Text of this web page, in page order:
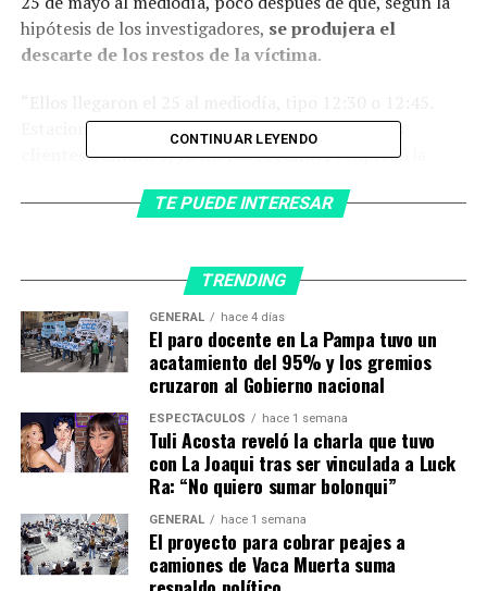
hipótesis de los investigadores, se produjera el
descarte de los restos de la víctima.
Estacionaron el auto y ella se bajó.Parecían dos
clientes comunes, yo no los reconocí”, expresó la
vehículo durante toda la secuencia.
“Tuve un trato normal con ella. Él se mantuvo
siempre en el auto. Ella me pidió unos materiales y
llamó a unos albañiles que estaban trabajando en su
casa supuestamente. A ellos les preguntó qué materiales
tenía que comprar”, explicó.
El testimonio cobra relevancia porque la fiscalía
trasladar el cuerpo de Agostina hasta un
descampadoy que posteriormente pudo haber sido
limpiado para eliminar rastros que comprometieran a
CONTINUAR LEYENDO
TE PUEDE INTERESAR
TRENDING
GENERAL hace 4 días
El paro docente en La Pampa tuvo un
acatamiento del 95% y los gremios
cruzaron al Gobierno nacional
ESPECTÁCULOS hace 1 semana
Tuli Acosta reveló la charla que tuvo
con La Joaqui tras ser vinculada a Luck
Ra: “No quiero sumar bolonqui”
GENERAL hace 1 semana
El proyecto para cobrar peajes a
camiones de Vaca Muerta suma